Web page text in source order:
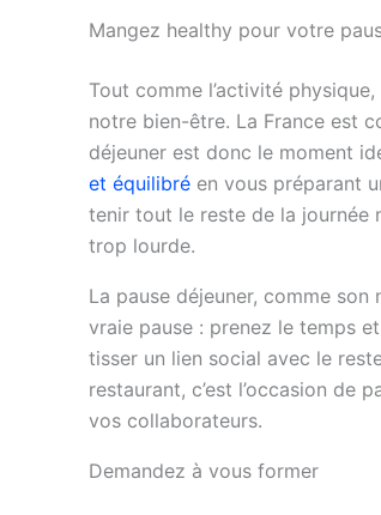
Mangez healthy pour votre
Tout comme l’activité
notre bien-être. La France est
déjeuner est donc le moment
et équilibré en vous préparant
tenir tout le reste de la journée
trop lourde.
La pause déjeuner, comme son
vraie pause : prenez le temps
tisser un lien social avec le
restaurant, c’est l’occasion de
vos collaborateurs.
Demandez à vous former